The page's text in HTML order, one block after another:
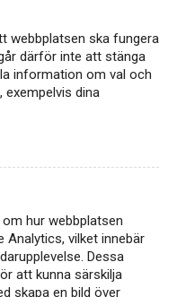
Rosé
CAPE
MER
webbplatsen ska fungera
därför inte att stänga
information om val och
exempelvis dina
hur webbplatsen
Analytics, vilket innebär
Dessa
att kunna särskilja
skapa en bild över